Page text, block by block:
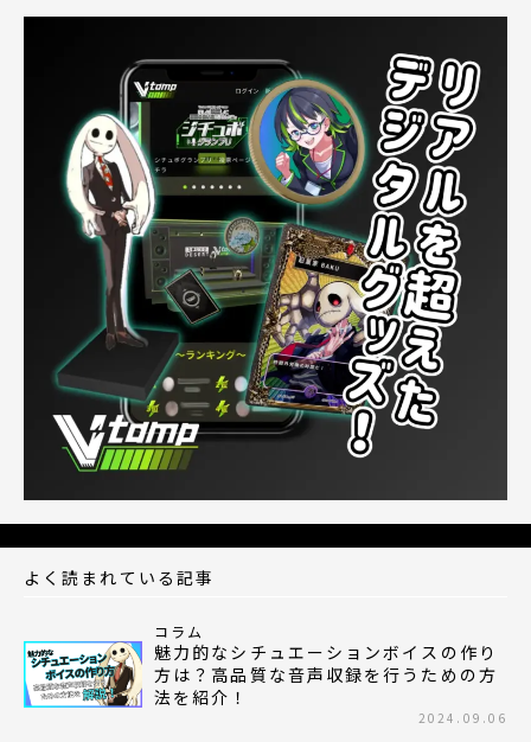
よく読まれている記事
コラム
魅力的なシチュエーションボイスの作り
方は？高品質な音声収録を行うための方
法を紹介！
2024.09.06